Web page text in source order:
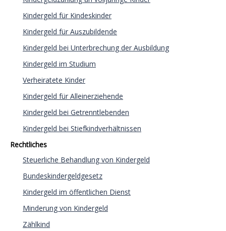
Kindergeld für Kindeskinder
Kindergeld für Auszubildende
Kindergeld bei Unterbrechung der Ausbildung
Kindergeld im Studium
Verheiratete Kinder
Kindergeld für Alleinerziehende
Kindergeld bei Getrenntlebenden
Kindergeld bei Stiefkindverhältnissen
Rechtliches
Steuerliche Behandlung von Kindergeld
Bundeskindergeldgesetz
Kindergeld im öffentlichen Dienst
Minderung von Kindergeld
Zählkind